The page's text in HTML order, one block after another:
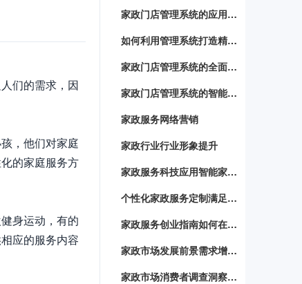
们的需求，因
，他们对家庭
的家庭服务方
身运动，有的
应的服务内容
家政门店管理系统的应用与优势
如何利用管理系统打造精细化家政服务
家政门店管理系统的全面解析
家政门店管理系统的智能化运用
家政服务网络营销
家政行业行业形象提升
家政服务科技应用智能家居设备助力家政服务提升效率
个性化家政服务定制满足不同家庭需求的定制化服务方案
家政服务创业指南如何在竞争激烈的市场中脱颖而出
家政市场发展前景需求增长背后的商机与挑战
家政市场消费者调查洞察顾客需求，优化服务体验